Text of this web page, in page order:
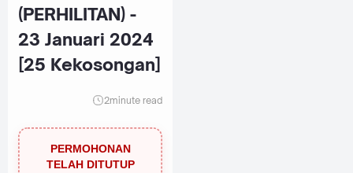
(PERHILITAN) -
23 Januari 2024
[25 Kekosongan]
2minute read
PERMOHONAN
TELAH DITUTUP